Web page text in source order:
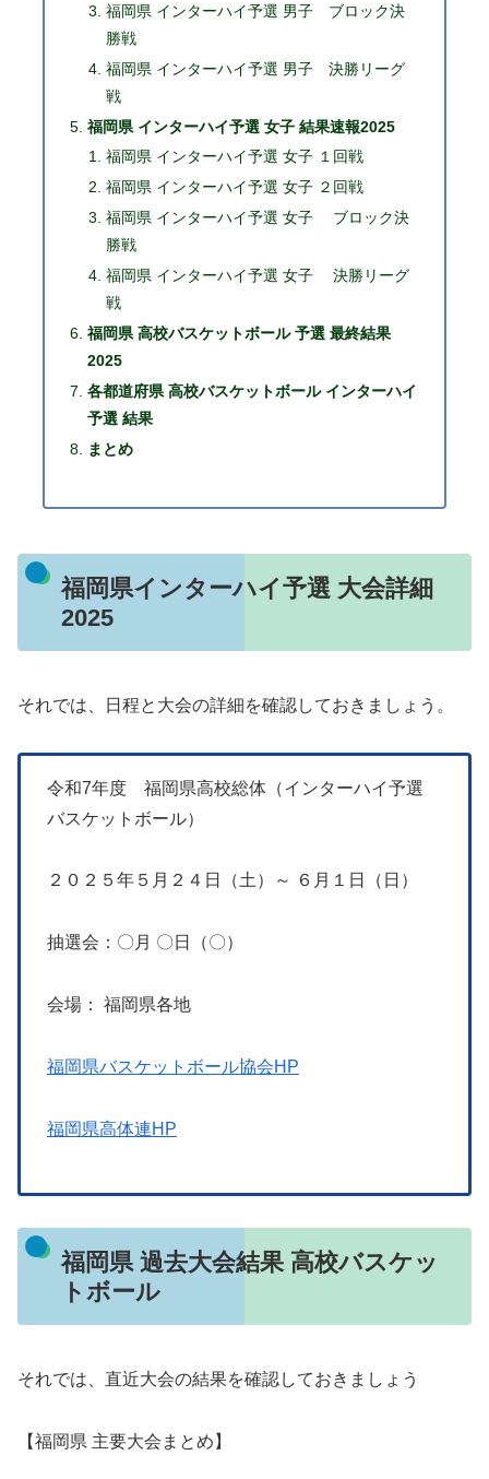
福岡県 インターハイ予選 男子 ブロック決
勝戦
福岡県 インターハイ予選 男子 決勝リーグ
戦
福岡県 インターハイ予選 女子 結果速報2025
福岡県 インターハイ予選 女子 １回戦
福岡県 インターハイ予選 女子 ２回戦
福岡県 インターハイ予選 女子 ブロック決
勝戦
福岡県 インターハイ予選 女子 決勝リーグ
戦
福岡県 高校バスケットボール 予選 最終結果
2025
各都道府県 高校バスケットボール インターハイ
予選 結果
まとめ
福岡県インターハイ予選 大会詳細
2025
それでは、日程と大会の詳細を確認しておきましょう。
令和7年度 福岡県高校総体（インターハイ予選
バスケットボール）
２０２５年５月２４日（土）～ ６月１日（日）
抽選会：〇月 〇日（〇）
会場： 福岡県各地
福岡県バスケットボール協会HP
福岡県高体連HP
福岡県 過去大会結果 高校バスケッ
トボール
それでは、直近大会の結果を確認しておきましょう
【福岡県 主要大会まとめ】